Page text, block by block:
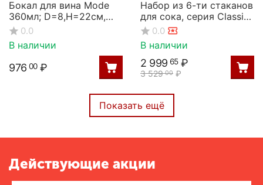
Бокал для вина Mode
360мл; D=8,H=22см,
Rona
0.0
В наличии
976 00 ₽
Набор из 6-ти стаканов
для сока, серия Classic,
440 мл, Rona
0.0
В наличии
3 529 00 ₽
2 999 65 ₽
Показать ещё
Действующие акции